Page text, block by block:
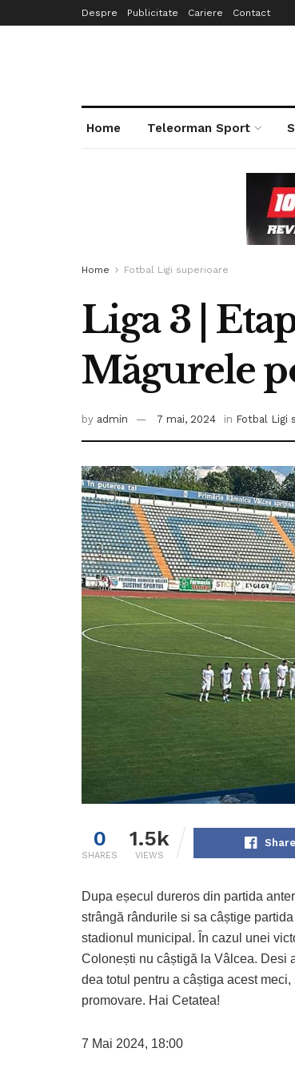
Despre Publicitate Cariere Contact
Home Teleorman Sport
Home Fotbal Ligi superioare
Liga 3 |
Măgurele
by admin 7 mai, 2024 in Fotbal Ligi
0
SHARES
1.5k
VIEWS
Dupa eșecul dureros din partida
strângă rândurile si sa câștige
stadionul municipal. În cazul unei
Colonești nu câștigă la Vâlcea. Desi
dea totul pentru a câștiga acest
promovare. Hai Cetatea!
7 Mai 2024, 18:00